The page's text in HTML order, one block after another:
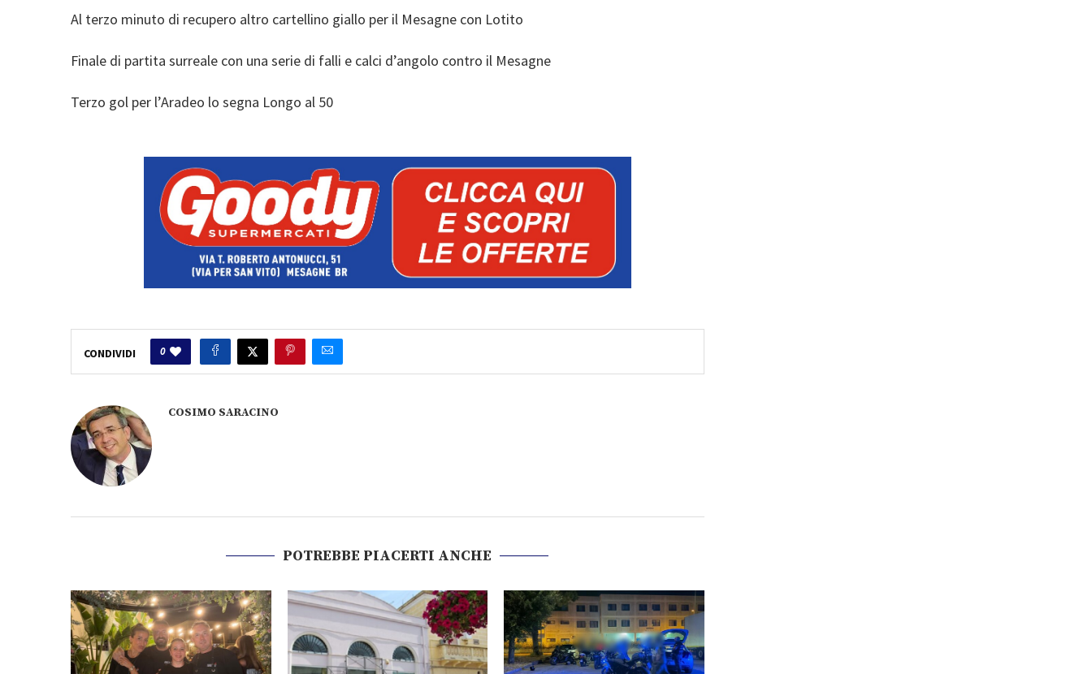
Al terzo minuto di recupero altro cartellino giallo per il Mesagne con Lotito
Finale di partita surreale con una serie di falli e calci d’angolo contro il Mesagne
Terzo gol per l’Aradeo lo segna Longo al 50
CONDIVIDI 0
COSIMO SARACINO
POTREBBE PIACERTI ANCHE